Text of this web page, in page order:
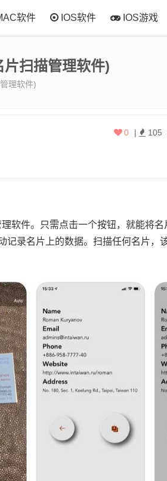
软件 IOS软件 IOS游戏
扫描管理软件)
理软件)
| 105
0
软件。只需点击一个按钮，就能将名
记录名片上的数据。扫描任何名片，